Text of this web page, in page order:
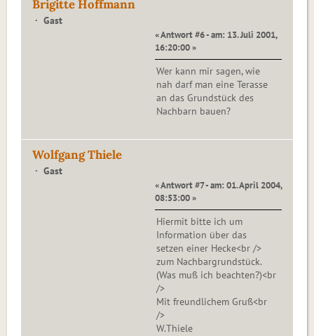
Brigitte Hoffmann
Gast
« Antwort #6 - am: 13. Juli 2001,
16:20:00 »
Wer kann mir sagen, wie
nah darf man eine Terasse
an das Grundstück des
Nachbarn bauen?
Wolfgang Thiele
Gast
« Antwort #7 - am: 01. April 2004,
08:53:00 »
Hiermit bitte ich um
Information über das
setzen einer Hecke<br />
zum Nachbargrundstück.
(Was muß ich beachten?)<br
/>
Mit freundlichem Gruß<br
/>
W.Thiele